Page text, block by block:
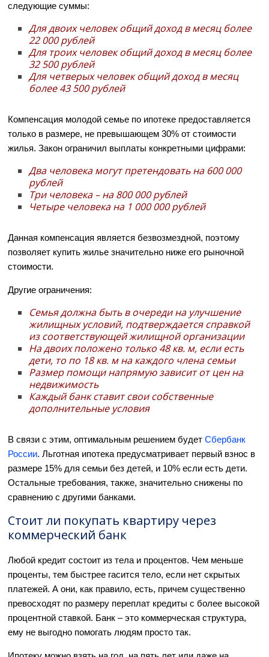
следующие суммы:
Для двоих человек общий доход в месяц более
22 000 рублей
Для троих человек общий доход в месяц более
32 500 рублей
Для четверых человек общий доход в месяц
более 43 500 рублей
Компенсация молодой семье по ипотеке предоставляется
только в размере, не превышающем 30% от стоимости
жилья. Закон ограничил выплаты конкретными цифрами:
Два человека могут претендовать на 600 000
рублей
Три человека – на 800 000 рублей
Четыре человека на 1 000 000 рублей
Данная компенсация является безвозмездной, поэтому
позволяет купить жилье значительно ниже его рыночной
стоимости.
Другие ограничения:
Семья должна быть в очереди на улучшение
жилищных условий, подтверждается справкой
из соответствующей жилищной организации
На двоих положено только 48 кв. м, если есть
дети, то по 18 кв. м на каждого члена семьи
Размер помощи напрямую зависит от цен на
недвижимость
Каждый банк ставит свои собственные
дополнительные условия
В связи с этим, оптимальным решением будетСбербанк
России. Льготная ипотека предусматривает первый взнос в
размере 15% для семьи без детей, и 10% если есть дети.
Остальные требования, также, значительно снижены по
сравнению с другими банками.
Стоит ли покупать квартиру через
коммерческий банк
Любой кредит состоит из тела и процентов. Чем меньше
проценты, тем быстрее гасится тело, если нет скрытых
платежей. А они, как правило, есть, причем существенно
превосходят по размеру переплат кредиты с более высокой
процентной ставкой. Банк – это коммерческая структура,
ему не выгодно помогать людям просто так.